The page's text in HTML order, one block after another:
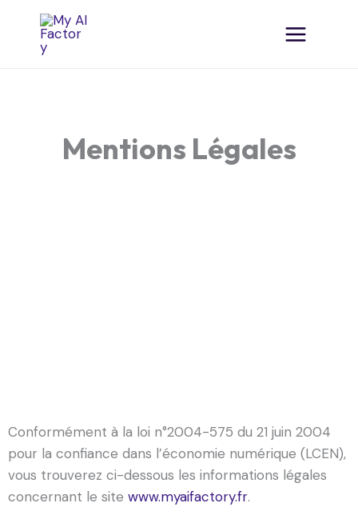
Mentions Légales
Conformément à la loi n°2004-575 du 21 juin 2004
pour la confiance dans l’économie numérique (LCEN),
vous trouverez ci-dessous les informations légales
concernant le site www.myaifactory.fr.